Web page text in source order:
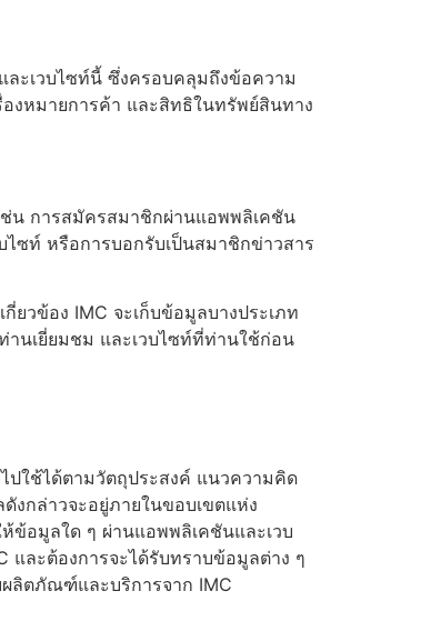
ละเวบไซท์นี้ ซึ่งครอบคลุมถึงข้อความ
งหมายการค้า และสิทธิในทรัพย์สินทาง
ช่น การสมัครสมาชิกผ่านแอพพลิเคชัน
ซท์ หรือการบอกรับเป็นสมาชิกข่าวสาร
วข้อง IMC จะเก็บข้อมูลบางประเภท
านเยี่ยมชม และเวบไซท์ที่ท่านใช้ก่อน
ปใช้ได้ตามวัตถุประสงค์ แนวความคิด
งกล่าวจะอยู่ภายในขอบเขตแห่ง
ข้อมูลใด ๆ ผ่านแอพพลิเคชันและเวบ
และต้องการจะได้รับทราบข้อมูลต่าง ๆ
ลิตภัณฑ์และบริการจาก IMC